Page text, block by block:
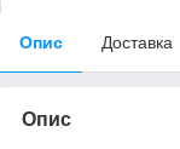
Опис Доставка
Опис